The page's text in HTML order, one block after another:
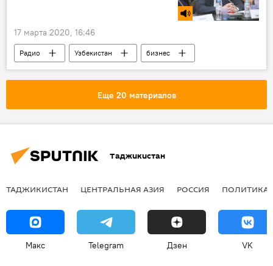
17 марта 2020, 16:46
Радио Узбекистан
бизнес
коронавирус
Россия
Еще 20 материалов
Таджикистан
ТАДЖИКИСТАН ЦЕНТРАЛЬНАЯ АЗИЯ РОССИЯ ПОЛИТИКА
Макс Telegram Дзен VK